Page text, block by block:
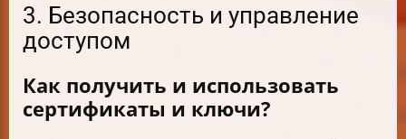
3. Безопасность и управление
доступом
Как получить и использовать
сертификаты и ключи?